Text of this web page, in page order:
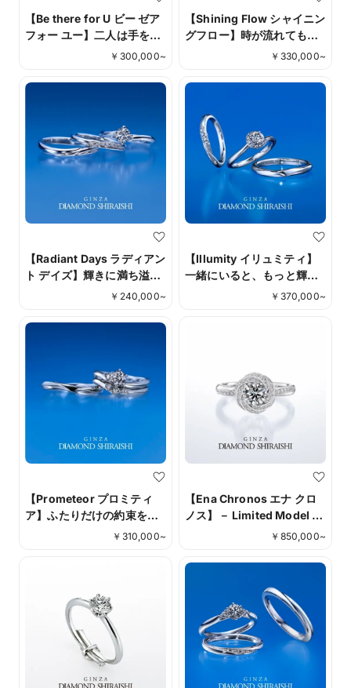
【Be there for U ビー ゼア
フォー ユー】二人は手を取
り合い、喜びに満ちた最高
￥ 300,000~
【Shining Flow シャイニン
グフロー】時が流れても変
￥ 330,000~
【Radiant Days ラディアン
ト デイズ】輝きに満ち溢れ
￥ 240,000~
【Illumity イリュミティ】
一緒にいると、もっと輝く
￥ 370,000~
【Prometeor プロミティ
ア】ふたりだけの約束を乗
せて、永遠に輝き続ける
￥ 310,000~
【Ena Chronos エナ クロ
ノス】－ Limited Model －
￥ 850,000~